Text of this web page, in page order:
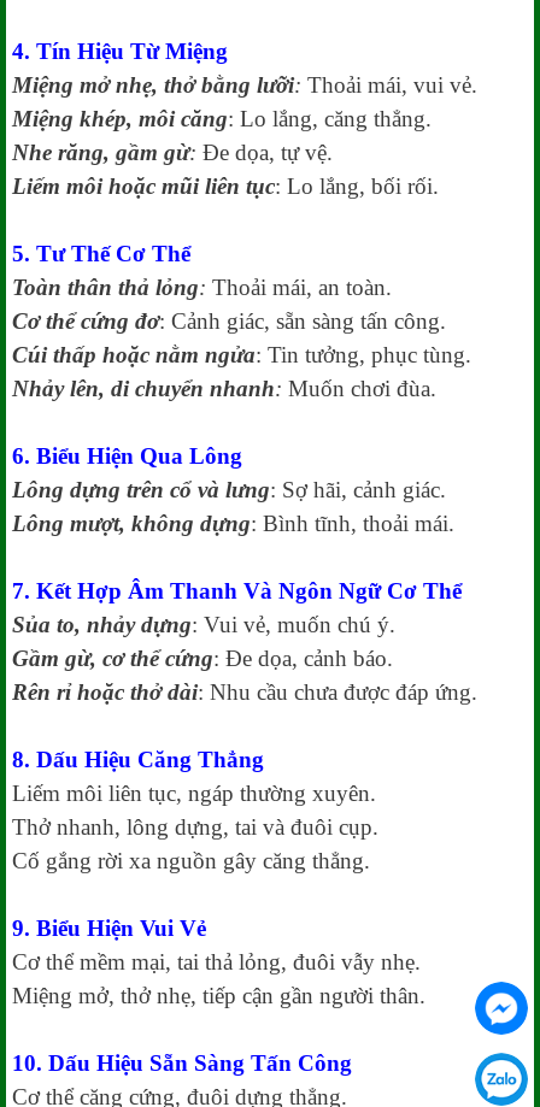
4. Tín Hiệu Từ Miệng
Miệng mở nhẹ, thở bằng lưỡi: Thoải mái, vui vẻ.
Miệng khép, môi căng: Lo lắng, căng thẳng.
Nhe răng, gầm gừ: Đe dọa, tự vệ.
Liếm môi hoặc mũi liên tục: Lo lắng, bối rối.
5. Tư Thế Cơ Thể
Toàn thân thả lỏng: Thoải mái, an toàn.
Cơ thể cứng đơ: Cảnh giác, sẵn sàng tấn công.
Cúi thấp hoặc nằm ngửa: Tin tưởng, phục tùng.
Nhảy lên, di chuyển nhanh: Muốn chơi đùa.
6. Biểu Hiện Qua Lông
Lông dựng trên cổ và lưng: Sợ hãi, cảnh giác.
Lông mượt, không dựng: Bình tĩnh, thoải mái.
7. Kết Hợp Âm Thanh Và Ngôn Ngữ Cơ Thể
Sủa to, nhảy dựng: Vui vẻ, muốn chú ý.
Gầm gừ, cơ thể cứng: Đe dọa, cảnh báo.
Rên rỉ hoặc thở dài: Nhu cầu chưa được đáp ứng.
8. Dấu Hiệu Căng Thẳng
Liếm môi liên tục, ngáp thường xuyên.
Thở nhanh, lông dựng, tai và đuôi cụp.
Cố gắng rời xa nguồn gây căng thẳng.
9. Biểu Hiện Vui Vẻ
Cơ thể mềm mại, tai thả lỏng, đuôi vẫy nhẹ.
Miệng mở, thở nhẹ, tiếp cận gần người thân.
10. Dấu Hiệu Sẵn Sàng Tấn Công
Cơ thể căng cứng, đuôi dựng thẳng.